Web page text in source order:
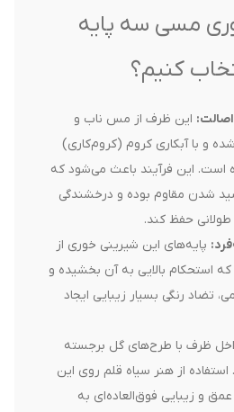
مسی سه پایه
کنیم؟
این ظرف از مس ناب و
و با آبکاری کروم (کروم‌کاری)
این فرآیند باعث می‌شود که
شدن مقاوم بوده و درخشندگی
حفظ کند.
پایه‌های این شیرینی خوری از
استحکام بالایی به آن بخشیده و
تضاد رنگی بسیار زیبایی ایجاد
ظرف با طرح‌های گل برجسته
از هنر سیاه قلم روی این
و زیبایی فوق‌العاده‌ای به